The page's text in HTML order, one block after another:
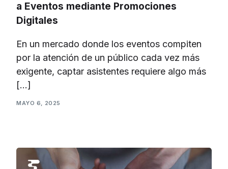
a Eventos mediante Promociones
Digitales
En un mercado donde los eventos compiten
por la atención de un público cada vez más
exigente, captar asistentes requiere algo más
[…]
MAYO 6, 2025